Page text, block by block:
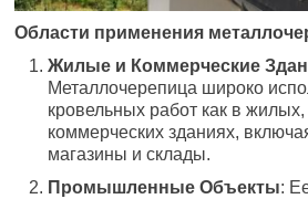
Области применения
Жилые и Коммерческие
Металлочерепица широко
кровельных работ как в жилых,
коммерческих зданиях,
магазины и склады.
Промышленные Объекты: